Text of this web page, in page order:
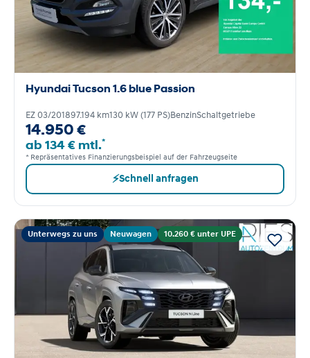
Hyundai Tucson 1.6 blue Passion
EZ 03/201897.194 km130 kW (177 PS)BenzinSchaltgetriebe
14.950 €
ab 134 € mtl.*
* Repräsentatives Finanzierungsbeispiel auf der Fahrzeugseite
⚡Schnell anfragen
Unterwegs zu uns Neuwagen 10.260 € unter UPE